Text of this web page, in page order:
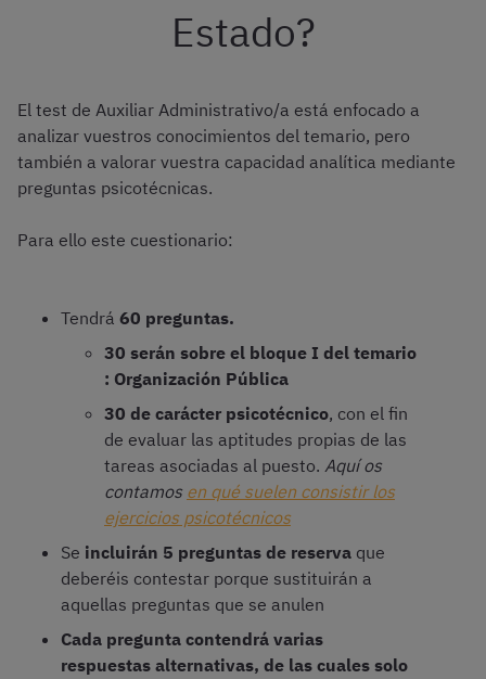
Estado?
El test de Auxiliar Administrativo/a está enfocado a
analizar vuestros conocimientos del temario, pero
también a valorar vuestra capacidad analítica mediante
preguntas psicotécnicas.
Para ello este cuestionario:
Tendrá 60 preguntas.
30 serán sobre el bloque I del temario
: Organización Pública
30 de carácter psicotécnico, con el fin
de evaluar las aptitudes propias de las
tareas asociadas al puesto. Aquí os
contamos en qué suelen consistir los
ejercicios psicotécnicos
Se incluirán 5 preguntas de reserva que
deberéis contestar porque sustituirán a
aquellas preguntas que se anulen
Cada pregunta contendrá varias
respuestas alternativas, de las cuales solo